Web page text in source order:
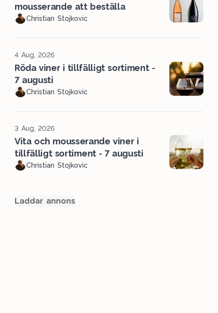
mousserande att beställa
Christian Stojkovic
4 Aug, 2026
Röda viner i tillfälligt sortiment -
7 augusti
Christian Stojkovic
3 Aug, 2026
Vita och mousserande viner i
tillfälligt sortiment - 7 augusti
Christian Stojkovic
Laddar annons